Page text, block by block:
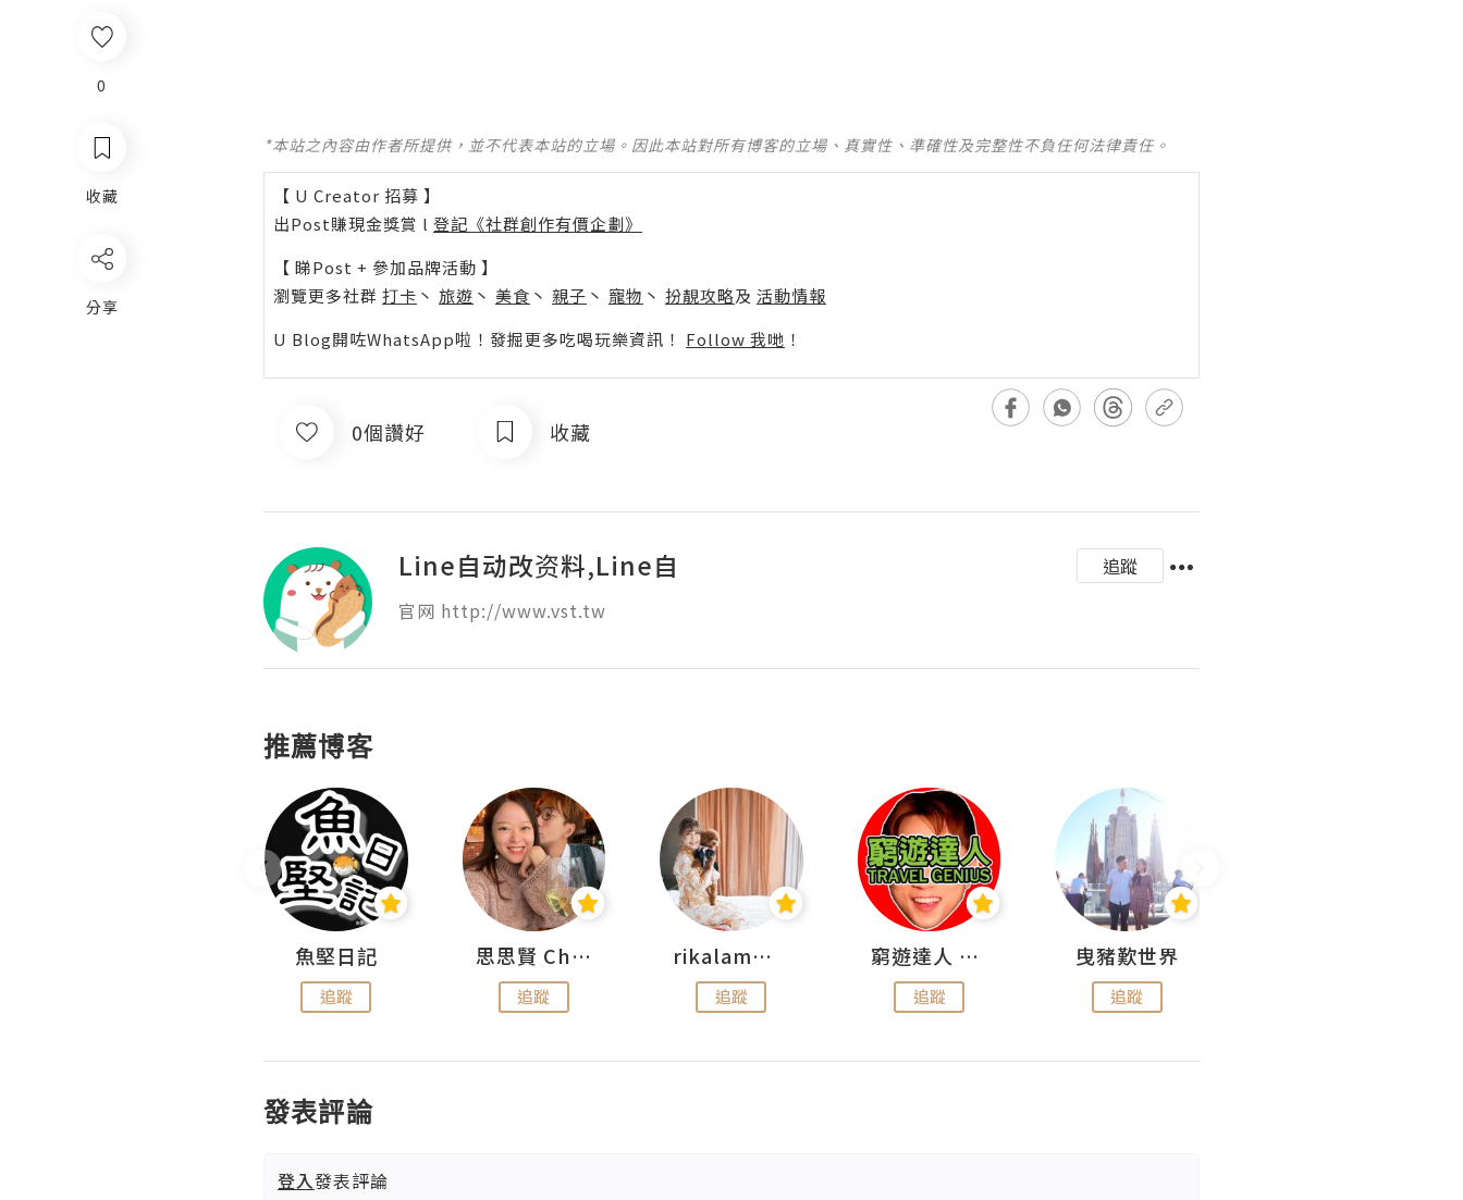
0
收藏
分享
*本站之內容由作者所提供，並不代表本站的立場。因此本站對所有博客的立場、真實性、準確性及完整性不負任何法律責任。
【 U Creator 招募 】
出Post賺現金獎賞 l 登記《社群創作有價企劃》
【 睇Post + 參加品牌活動 】
瀏覽更多社群 打卡 丶 旅遊 丶 美食 丶 親子 丶 寵物 丶 扮靚攻略及 活動情報
U Blog開咗WhatsApp啦！發掘更多吃喝玩樂資訊！ Follow 我哋 ！
0個讚好 收藏
Line自动改资料,Line自
追蹤
官网 http://www.vst.tw
推薦博客
魚堅日記
追蹤
思思賢 ChillMyBabe
追蹤
rikalammm
追蹤
窮遊達人 Mr.TravelGenius
追蹤
曳豬歎世界
追蹤
發表評論
登入發表評論